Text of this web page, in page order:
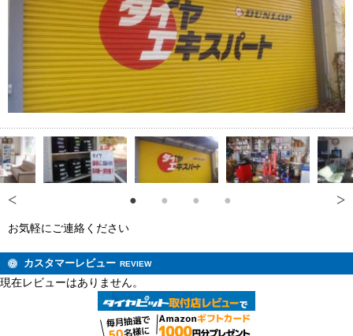
お気軽にご連絡ください
カスタマーレビュー REVIEW
現在レビューはありません。